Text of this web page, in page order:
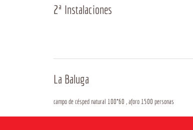
2ª Instalaciones
La Baluga
campo de césped natural 100*60 , aforo 1500 personas